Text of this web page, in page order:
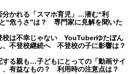
分かれる「スマホ育児」…潜む“利
“危うさ”は？ 専門家に見解を聞いた
校は不幸じゃない YouTuberゆたぼん
、不登校継続へ 不登校の子に影響は？
する親も…子どもにとっての「動画サイ
、有益なもの？ 利用時の注意点は？